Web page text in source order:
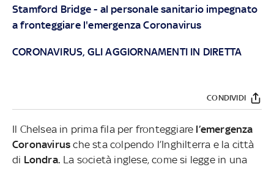
Stamford Bridge - al personale sanitario impegnato
a fronteggiare l'emergenza Coronavirus
CORONAVIRUS, GLI AGGIORNAMENTI IN DIRETTA
CONDIVIDI
Il Chelsea in prima fila per fronteggiare l’emergenza
Coronavirus che sta colpendo l’Inghilterra e la città
di Londra. La società inglese, come si legge in una